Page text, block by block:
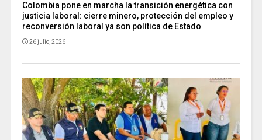
Colombia pone en marcha la transición energética con
justicia laboral: cierre minero, protección del empleo y
reconversión laboral ya son política de Estado
26 julio, 2026